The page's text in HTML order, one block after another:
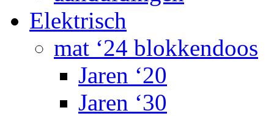
Elektrisch
mat ‘24 blokkendoos
Jaren ‘20
Jaren ‘30